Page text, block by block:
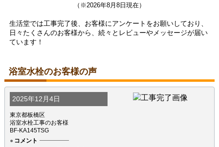
（※2026年8月8日現在）
生活堂では工事完了後、お客様にアンケートをお願いしており、
日々たくさんのお客様から、続々とレビューやメッセージが届い
ています！
浴室水栓のお客様の声
2025年12月4日
東京都板橋区
浴室水栓工事のお客様
BF-KA145TSG
コメント